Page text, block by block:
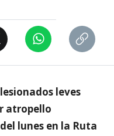
leves
atropello
lunes en la Ruta